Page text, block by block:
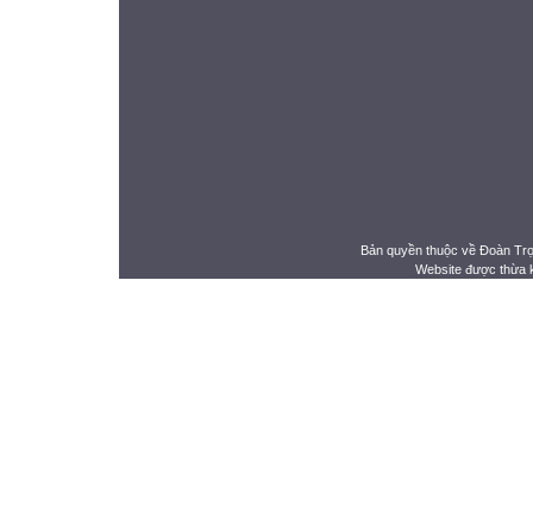
Bản quyền thuộc về Đoàn
Website được thừa